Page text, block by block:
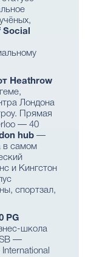
Social
Heathrow
Лондона
Прямая
— 40
hub —
в самом
и Кингстон
спортзал,
PG
школа
—